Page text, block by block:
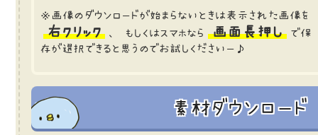
※画像のダウンロードが始まらないときは表示された画像を
右クリック 、 もしくはスマホなら 画面長押し
で保
存が選択できると思うのでお試しくださいー♪
素材ダウンロード